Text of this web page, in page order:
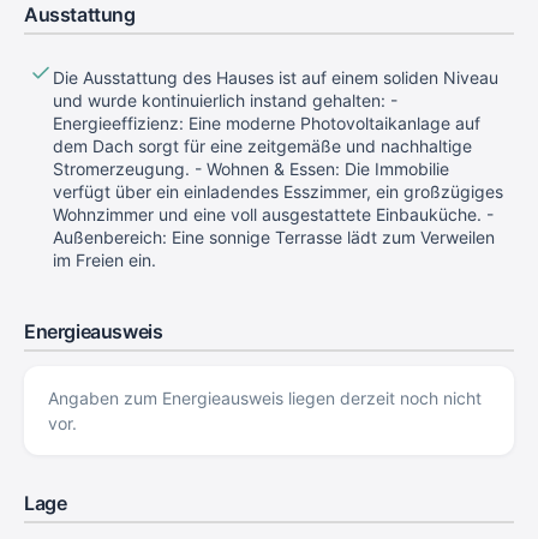
Ausstattung
Die Ausstattung des Hauses ist auf einem soliden Niveau
und wurde kontinuierlich instand gehalten: -
Energieeffizienz: Eine moderne Photovoltaikanlage auf
dem Dach sorgt für eine zeitgemäße und nachhaltige
Stromerzeugung. - Wohnen & Essen: Die Immobilie
verfügt über ein einladendes Esszimmer, ein großzügiges
Wohnzimmer und eine voll ausgestattete Einbauküche. -
Außenbereich: Eine sonnige Terrasse lädt zum Verweilen
im Freien ein.
Energieausweis
Angaben zum Energieausweis liegen derzeit noch nicht
vor.
Lage